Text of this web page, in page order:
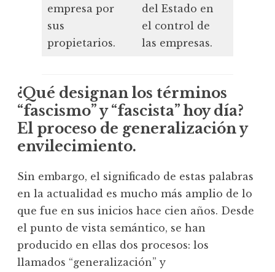
empresa por
sus
propietarios.
del Estado en
el control de
las empresas.
¿Qué designan los términos
“fascismo” y “fascista” hoy día?
El proceso de generalización y
envilecimiento.
Sin embargo, el significado de estas palabras
en la actualidad es mucho más amplio de lo
que fue en sus inicios hace cien años. Desde
el punto de vista semántico, se han
producido en ellas dos procesos: los
llamados “generalización” y